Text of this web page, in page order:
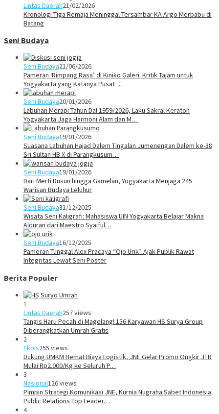
Lintas Daerah21/02/2026
Kronologi Tiga Remaja Meninggal Tersambar KA Argo Merbabu di
Batang
Seni Budaya
Seni Budaya21/06/2026
Pameran ‘Rimpang Rasa’ di Kiniko Galeri: Kritik Tajam untuk
Yogyakarta yang Katanya Pusat …
Seni Budaya20/01/2026
Labuhan Merapi Tahun Dal 1959/2026, Laku Sakral Keraton
Yogyakarta Jaga Harmoni Alam dan M…
Seni Budaya19/01/2026
Suasana Labuhan Hajad Dalem Tingalan Jumenengan Dalem ke-38
Sri Sultan HB X di Parangkusum…
Seni Budaya19/01/2026
Dari Merti Dusun hingga Gamelan, Yogyakarta Menjaga 245
Warisan Budaya Leluhur
Seni Budaya31/12/2025
Wisata Seni Kaligrafi: Mahasiswa UIN Yogyakarta Belajar Makna
Alquran dari Maestro Syaiful…
Seni Budaya16/12/2025
Pameran Tunggal Alex Pracaya “Ojo Urik” Ajak Publik Rawat
Integritas Lewat Seni Poster
Berita Populer
1
Lintas Daerah257 views
Tangis Haru Pecah di Magelang! 156 Karyawan HS Surya Group
Diberangkatkan Umrah Gratis
2
Ekbis255 views
Dukung UMKM Hemat Biaya Logistik, JNE Gelar Promo Ongkir JTR
Mulai Rp2.000/Kg ke Seluruh P…
3
Nasional126 views
Pimpin Strategi Komunikasi JNE, Kurnia Nugraha Sabet Indonesia
Public Relations Top Leader…
4